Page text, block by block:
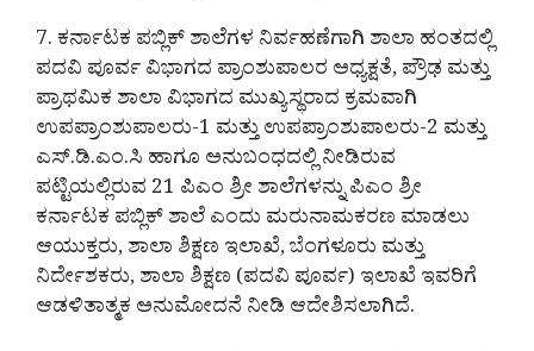
7. ಕರ್ನಾಟಕ ಪಬ್ಲಿಕ್ ಶಾಲೆಗಳ ನಿರ್ವಹಣೆಗಾಗಿ ಶಾಲಾ ಹಂತದಲ್ಲಿ
ಪದವಿ ಪೂರ್ವ ವಿಭಾಗದ ಪ್ರಾಂಶುಪಾಲರ ಅಧ್ಯಕ್ಷತೆ, ಪ್ರೌಢ ಮತ್ತು
ಪ್ರಾಥಮಿಕ ಶಾಲಾ ವಿಭಾಗದ ಮುಖ್ಯಸ್ಥರಾದ ಕ್ರಮವಾಗಿ
ಉಪಪ್ರಾಂಶುಪಾಲರು-1 ಮತ್ತು ಉಪಪ್ರಾಂಶುಪಾಲರು-2 ಮತ್ತು
ಎಸ್.ಡಿ.ಎಂ.ಸಿ ಹಾಗೂ ಅನುಬಂಧದಲ್ಲಿ ನೀಡಿರುವ
ಪಟ್ಟಿಯಲ್ಲಿರುವ 21 ಪಿಎಂ ಶ್ರೀ ಶಾಲೆಗಳನ್ನು ಪಿಎಂ ಶ್ರೀ
ಕರ್ನಾಟಕ ಪಬ್ಲಿಕ್ ಶಾಲೆ ಎಂದು ಮರುನಾಮಕರಣ ಮಾಡಲು
ಆಯುಕ್ತರು, ಶಾಲಾ ಶಿಕ್ಷಣ ಇಲಾಖೆ, ಬೆಂಗಳೂರು ಮತ್ತು
ನಿರ್ದೇಶಕರು, ಶಾಲಾ ಶಿಕ್ಷಣ (ಪದವಿ ಪೂರ್ವ) ಇಲಾಖೆ ಇವರಿಗೆ
ಆಡಳಿತಾತ್ಮಕ ಅನುಮೋದನೆ ನೀಡಿ ಆದೇಶಿಸಲಾಗಿದೆ.